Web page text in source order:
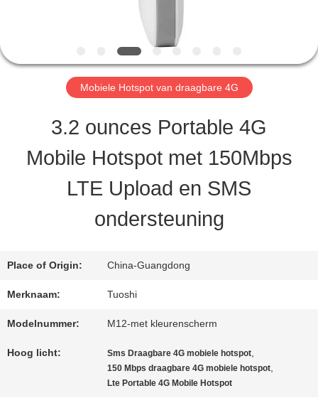
CONTACTEER
NIEUWS
GEVALLEN
OM EEN
CITAAT
VR
Mobiele Hotspot van draagbare 4G
3.2 ounces Portable 4G
Mobile Hotspot met 150Mbps
LTE Upload en SMS
ondersteuning
Place of Origin: China-Guangdong
Merknaam: Tuoshi
Modelnummer: M12-met kleurenscherm
Hoog licht: Sms Draagbare 4G mobiele hotspot,
150 Mbps draagbare 4G mobiele hotspot,
Lte Portable 4G Mobile Hotspot